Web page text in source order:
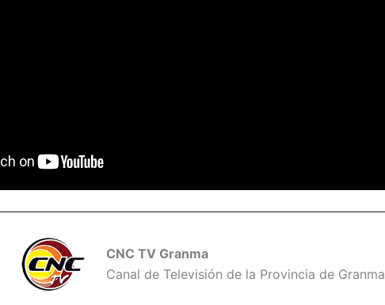
CNC TV Granma
Canal de Televisión de la Provincia de Granma